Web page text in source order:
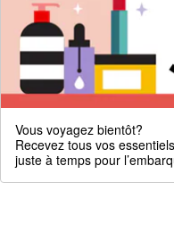
Vous voyagez bientôt?
Recevez tous vos
juste à temps pour